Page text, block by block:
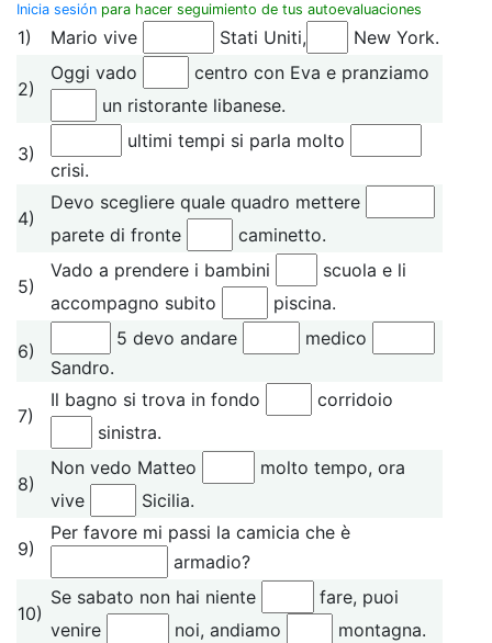
Inicia sesión para hacer seguimiento de tus autoevaluaciones
1) Mario vive Stati Uniti, New York.
2)
Oggi vado
centro con Eva e pranziamo
un ristorante libanese.
3)
ultimi tempi si parla molto
crisi.
4)
Devo scegliere quale quadro mettere
parete di fronte
caminetto.
5)
Vado a prendere i bambini
scuola e li
accompagno subito
piscina.
6)
5 devo andare
medico
Sandro.
7)
Il bagno si trova in fondo
corridoio
sinistra.
8)
Non vedo Matteo
molto tempo, ora
vive
Sicilia.
9)
Per favore mi passi la camicia che è
armadio?
10)
Se sabato non hai niente
fare, puoi
venire
noi, andiamo
montagna.